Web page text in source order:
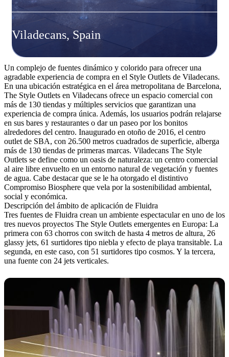
Viladecans, Spain
Un complejo de fuentes dinámico y colorido para ofrecer una
agradable experiencia de compra en el Style Outlets de Viladecans.
En una ubicación estratégica en el área metropolitana de Barcelona,
The Style Outlets en Viladecans ofrece un espacio comercial con
más de 130 tiendas y múltiples servicios que garantizan una
experiencia de compra única. Además, los usuarios podrán relajarse
en sus bares y restaurantes o dar un paseo por los bonitos
alrededores del centro. Inaugurado en otoño de 2016, el centro
outlet de SBA, con 26.500 metros cuadrados de superficie, alberga
más de 130 tiendas de primeras marcas. Viladecans The Style
Outlets se define como un oasis de naturaleza: un centro comercial
al aire libre envuelto en un entorno natural de vegetación y fuentes
de agua. Cabe destacar que se le ha otorgado el distintivo
Compromiso Biosphere que vela por la sostenibilidad ambiental,
social y económica.
Descripción del ámbito de aplicación de Fluidra
Tres fuentes de Fluidra crean un ambiente espectacular en uno de los
tres nuevos proyectos The Style Outlets emergentes en Europa: La
primera con 63 chorros con switch de hasta 4 metros de altura, 26
glassy jets, 61 surtidores tipo niebla y efecto de playa transitable. La
segunda, en este caso, con 51 surtidores tipo cosmos. Y la tercera,
una fuente con 24 jets verticales.